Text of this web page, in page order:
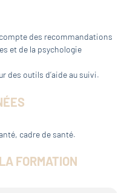
des recommandations
et de la psychologie
des outils d’aide au suivi.
cadre de santé.
FORMATION